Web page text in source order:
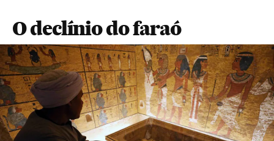
O declínio do faraó